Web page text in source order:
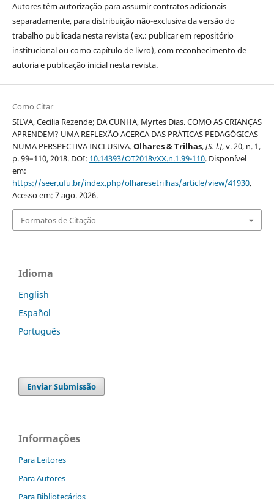
Autores têm autorização para assumir contratos adicionais
separadamente, para distribuição não-exclusiva da versão do
trabalho publicada nesta revista (ex.: publicar em repositório
institucional ou como capítulo de livro), com reconhecimento de
autoria e publicação inicial nesta revista.
Como Citar
SILVA, Cecilia Rezende; DA CUNHA, Myrtes Dias. COMO AS CRIANÇAS
APRENDEM? UMA REFLEXÃO ACERCA DAS PRÁTICAS PEDAGÓGICAS
NUMA PERSPECTIVA INCLUSIVA.Olhares & Trilhas,[S. l.], v. 20, n. 1,
p. 99–110, 2018. DOI: 10.14393/OT2018vXX.n.1.99-110. Disponível
em:
https://seer.ufu.br/index.php/olharesetrilhas/article/view/41930.
Acesso em: 7 ago. 2026.
Formatos de Citação
Idioma
English
Español
Português
Enviar Submissão
Informações
Para Leitores
Para Autores
Para Bibliotecários